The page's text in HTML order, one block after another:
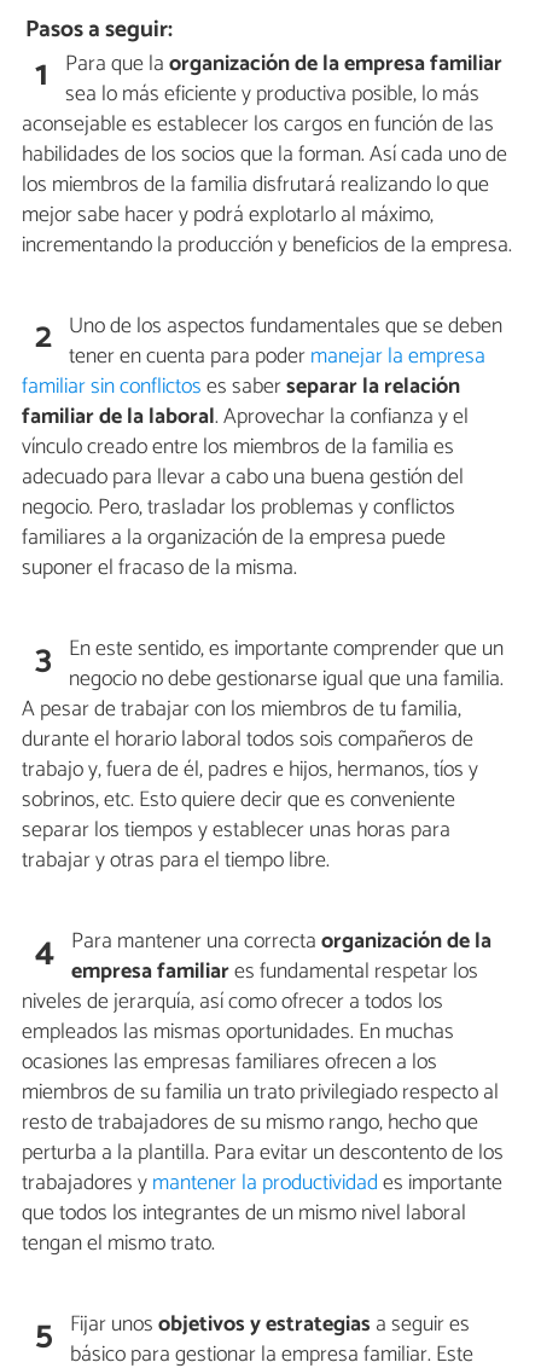
Pasos a seguir:
1 Para que laorganización de la empresa familiar
sea lo más eficiente y productiva posible, lo más
aconsejable es establecer los cargos en función de las
habilidades de los socios que la forman. Así cada uno de
los miembros de la familia disfrutará realizando lo que
mejor sabe hacer y podrá explotarlo al máximo,
incrementando la producción y beneficios de la empresa.
2 Uno de los aspectos fundamentales que se deben
tener en cuenta para podermanejar la empresa
familiar sin conflictoses saberseparar la relación
familiar de la laboral. Aprovechar la confianza y el
vínculo creado entre los miembros de la familia es
adecuado para llevar a cabo una buena gestión del
negocio. Pero, trasladar los problemas y conflictos
familiares a la organización de la empresa puede
suponer el fracaso de la misma.
3 En este sentido, es importante comprender que un
negocio no debe gestionarse igual que una familia.
A pesar de trabajar con los miembros de tu familia,
durante el horario laboral todos sois compañeros de
trabajo y, fuera de él, padres e hijos, hermanos, tíos y
sobrinos, etc. Esto quiere decir que es conveniente
separar los tiempos y establecer unas horas para
trabajar y otras para el tiempo libre.
4 Para mantener una correctaorganización de la
empresa familiares fundamental respetar los
niveles de jerarquía, así como ofrecer a todos los
empleados las mismas oportunidades. En muchas
ocasiones las empresas familiares ofrecen a los
miembros de su familia un trato privilegiado respecto al
resto de trabajadores de su mismo rango, hecho que
perturba a la plantilla. Para evitar un descontento de los
trabajadores ymantener la productividades importante
que todos los integrantes de un mismo nivel laboral
tengan el mismo trato.
5 Fijar unosobjetivos y estrategias a seguir es
básico para gestionar la empresa familiar. Este